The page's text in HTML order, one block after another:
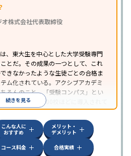
オ株式会社代表取締役
、東大生を中心とした大学受験専門
とだ。その成果の一つとして、これ
きなかったような生徒ごとの合格ま
ム化されている。アクシブアカデミ
ろんのこと、「受験コンパス」とい
ていて、全国700校ほどに導入されて
力はお墨付きだ。
続きを見る
こんな人に
おすすめ
メリット・
デメリット
コース料金 合格実績